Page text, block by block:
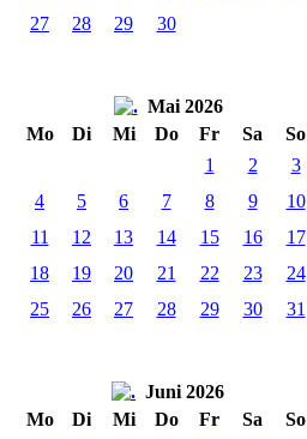
27
28 29 30
Mai 2026
Mo
Di Mi Do Fr Sa
So
1
2
3
4
5 6 7 8 9
10
11
12 13 14 15 16
17
18
19 20 21 22 23
24
25
26 27 28 29 30 31
Juni 2026
Mo
Di Mi Do Fr Sa
So